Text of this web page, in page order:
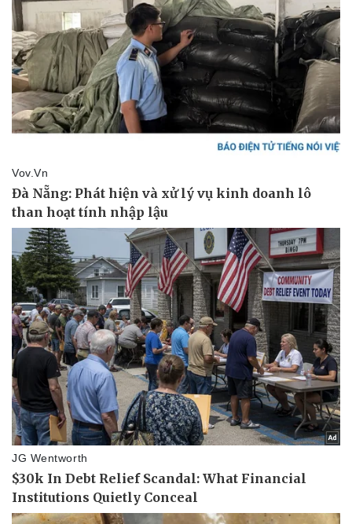
Pháp luật
Vụ án
Tin nóng
Tư vấn luật
Vũ khí
Việt Nam
Phân tích